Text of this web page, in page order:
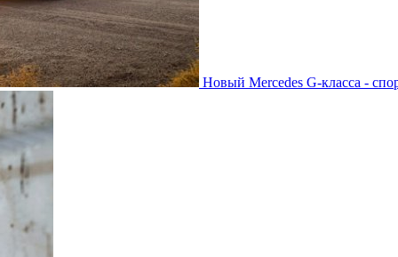
Новый Mercedes G-класса -